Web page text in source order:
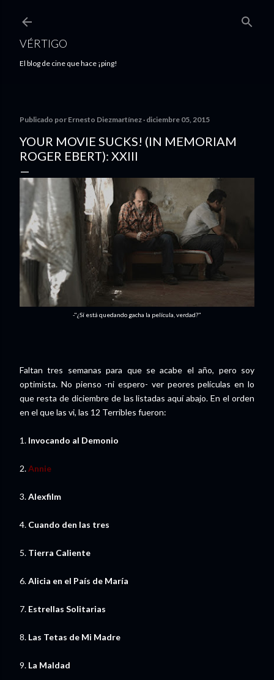
VÉRTIGO
El blog de cine que hace ¡ping!
Publicado por Ernesto Diezmartínez diciembre 05, 2015
YOUR MOVIE SUCKS! (IN MEMORIAM
ROGER EBERT): XXIII
-"¿Sí está quedando gacha la película, verdad?"
Faltan tres semanas para que se acabe el año, pero soy
optimista. No pienso -ni espero- ver peores películas en lo
que resta de diciembre de las listadas aquí abajo. En el orden
en el que las vi, las 12 Terribles fueron:
1. Invocando al Demonio
2.Annie
3.Alexfilm
4. Cuando den las tres
5. Tierra Caliente
6.Alicia en el País de María
7. Estrellas Solitarias
8. Las Tetas de Mi Madre
9. La Maldad